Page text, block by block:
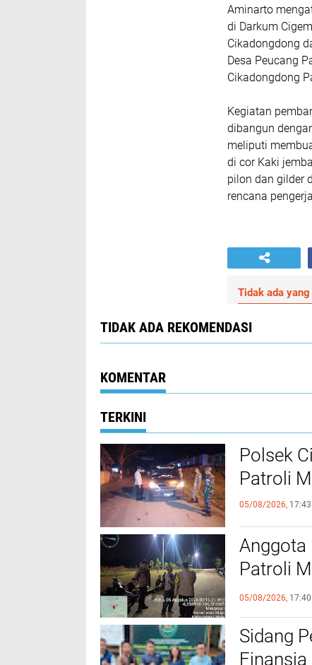
Aminarto
di Darkum
Cikadongdong
Desa Peucang
Cikadongdong
Kegiatan
dibangun
meliputi
di cor Kaki
pilon dan gilder
rencana
Tidak ada
TIDAK ADA REKOMENDASI
KOMENTAR
TERKINI
Polsek
Patroli
05/08/2026,
Anggota
Patroli
05/08/2026,
Sidang